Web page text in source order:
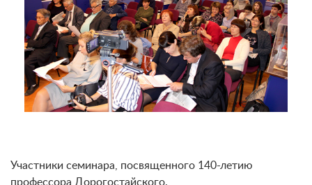
Участники семинара, посвященного 140-летию
профессора Дорогостайского.